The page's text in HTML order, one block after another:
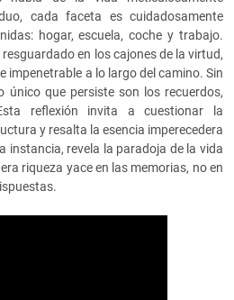
cada faceta es cuidadosamente
hogar, escuela, coche y trabajo.
en los cajones de la virtud,
impenetrable a lo largo del camino. Sin
único que persiste son los recuerdos,
reflexión invita a cuestionar la
y resalta la esencia imperecedera
instancia, revela la paradoja de la vida
riqueza yace en las memorias, no en